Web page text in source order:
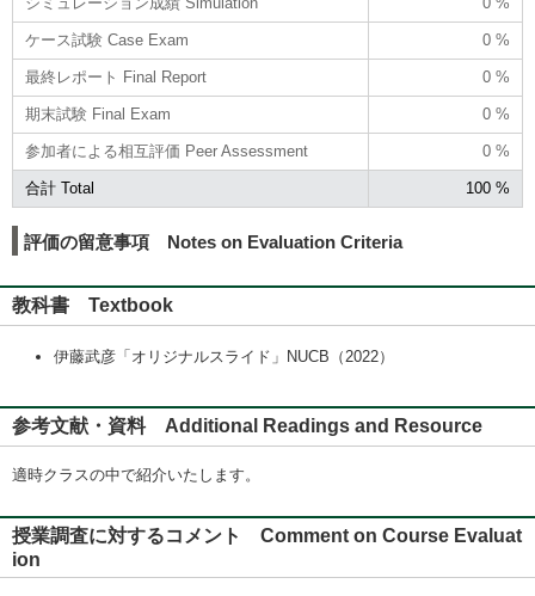
ケース試験 Case Exam 0 %
最終レポート Final Report 0 %
期末試験 Final Exam 0 %
参加者による相互評価 Peer Assessment 0 %
合計 Total 100 %
評価の留意事項 Notes on Evaluation Criteria
教科書 Textbook
伊藤武彦「オリジナルスライド」NUCB（2022）
参考文献・資料 Additional Readings and Resource
適時クラスの中で紹介いたします。
授業調査に対するコメント Comment on Course Evaluat
ion